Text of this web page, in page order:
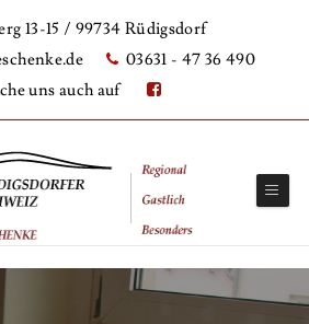
13-15 / 99734 Rüdigsdorf
03631 - 47 36 490
uns auch auf